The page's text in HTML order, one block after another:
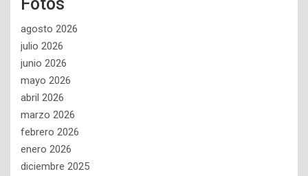
agosto 2026
julio 2026
junio 2026
mayo 2026
abril 2026
marzo 2026
febrero 2026
enero 2026
diciembre 2025